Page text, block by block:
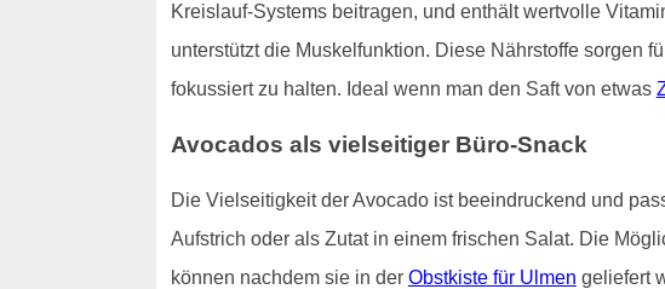
Kreislauf-Systems beitragen, und enthält wertvolle
unterstützt die Muskelfunktion. Diese Nährstoffe sorgen
fokussiert zu halten. Ideal wenn man den Saft von etwas
Avocados als vielseitiger Büro-Snack
Die Vielseitigkeit der Avocado ist beeindruckend und
Aufstrich oder als Zutat in einem frischen Salat. Die
können nachdem sie in der Obstkiste für Ulmen geliefert